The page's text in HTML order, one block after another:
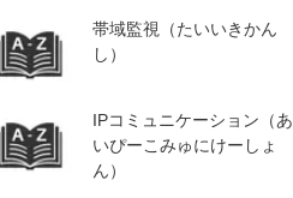
帯域監視（たいいきかん
し）
IPコミュニケーション（あ
いぴーこみゅにけーしょ
ん）